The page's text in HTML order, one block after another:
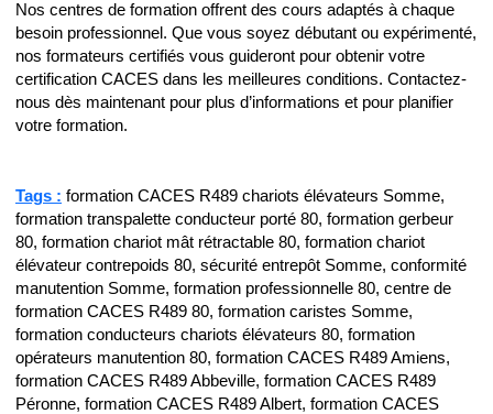
Nos centres de formation offrent des cours adaptés à chaque
besoin professionnel. Que vous soyez débutant ou expérimenté,
nos formateurs certifiés vous guideront pour obtenir votre
certification CACES dans les meilleures conditions. Contactez-
nous dès maintenant pour plus d’informations et pour planifier
votre formation.
Tags : formation CACES R489 chariots élévateurs Somme,
formation transpalette conducteur porté 80, formation gerbeur
80, formation chariot mât rétractable 80, formation chariot
élévateur contrepoids 80, sécurité entrepôt Somme, conformité
manutention Somme, formation professionnelle 80, centre de
formation CACES R489 80, formation caristes Somme,
formation conducteurs chariots élévateurs 80, formation
opérateurs manutention 80, formation CACES R489 Amiens,
formation CACES R489 Abbeville, formation CACES R489
Péronne, formation CACES R489 Albert, formation CACES